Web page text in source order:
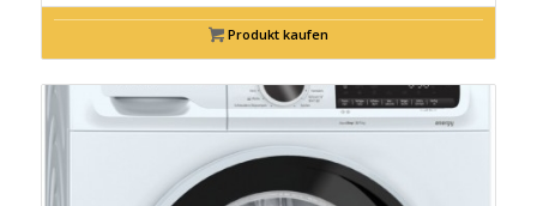
Produkt kaufen